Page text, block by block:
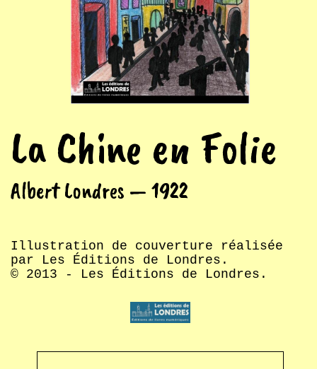
La Chine en Folie
Albert Londres — 1922
Illustration de couverture réalisée
par Les Éditions de Londres.
© 2013 - Les Éditions de Londres.